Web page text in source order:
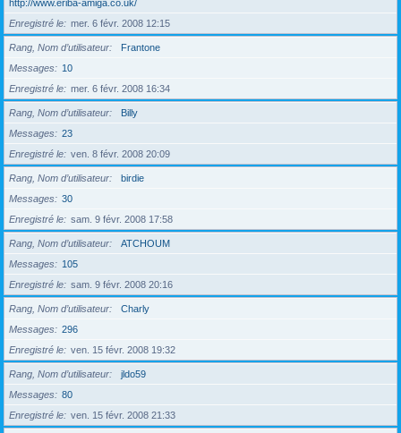
http://www.eriba-amiga.co.uk/
Enregistré le
mer. 6 févr. 2008 12:15
Rang, Nom d’utilisateur
Frantone
Messages
10
Enregistré le
mer. 6 févr. 2008 16:34
Rang, Nom d’utilisateur
Billy
Messages
23
Enregistré le
ven. 8 févr. 2008 20:09
Rang, Nom d’utilisateur
birdie
Messages
30
Enregistré le
sam. 9 févr. 2008 17:58
Rang, Nom d’utilisateur
ATCHOUM
Messages
105
Enregistré le
sam. 9 févr. 2008 20:16
Rang, Nom d’utilisateur
Charly
Messages
296
Enregistré le
ven. 15 févr. 2008 19:32
Rang, Nom d’utilisateur
jldo59
Messages
80
Enregistré le
ven. 15 févr. 2008 21:33